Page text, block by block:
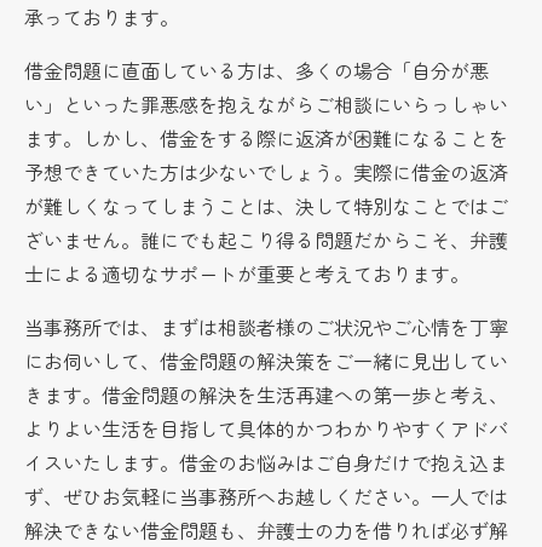
承っております。
借金問題に直面している方は、多くの場合「自分が悪
い」といった罪悪感を抱えながらご相談にいらっしゃい
ます。しかし、借金をする際に返済が困難になることを
予想できていた方は少ないでしょう。実際に借金の返済
が難しくなってしまうことは、決して特別なことではご
ざいません。誰にでも起こり得る問題だからこそ、弁護
士による適切なサポートが重要と考えております。
当事務所では、まずは相談者様のご状況やご心情を丁寧
にお伺いして、借金問題の解決策をご一緒に見出してい
きます。借金問題の解決を生活再建への第一歩と考え、
よりよい生活を目指して具体的かつわかりやすくアドバ
イスいたします。借金のお悩みはご自身だけで抱え込ま
ず、ぜひお気軽に当事務所へお越しください。一人では
解決できない借金問題も、弁護士の力を借りれば必ず解